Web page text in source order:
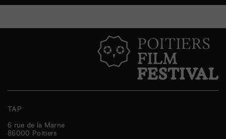
TAP
6 rue de la Marne
86000 Poitiers